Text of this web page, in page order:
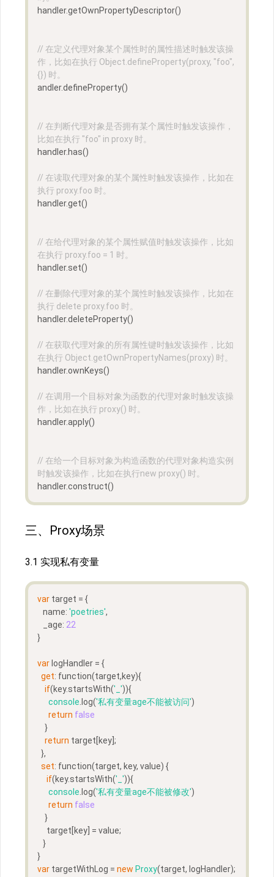
handler.getOwnPropertyDescriptor()
// 在定义代理对象某个属性时的属性描述时触发该操
作，比如在执行 Object.defineProperty(proxy, "foo",
{}) 时。
andler.defineProperty()
// 在判断代理对象是否拥有某个属性时触发该操作，
比如在执行 "foo" in proxy 时。
handler.has()
// 在读取代理对象的某个属性时触发该操作，比如在
执行 proxy.foo 时。
handler.get()
// 在给代理对象的某个属性赋值时触发该操作，比如
在执行 proxy.foo = 1 时。
handler.set()
// 在删除代理对象的某个属性时触发该操作，比如在
执行 delete proxy.foo 时。
handler.deleteProperty()
// 在获取代理对象的所有属性键时触发该操作，比如
在执行 Object.getOwnPropertyNames(proxy) 时。
handler.ownKeys()
// 在调用一个目标对象为函数的代理对象时触发该操
作，比如在执行 proxy() 时。
handler.apply()
// 在给一个目标对象为构造函数的代理对象构造实例
时触发该操作，比如在执行new proxy() 时。
handler.construct()
三、Proxy场景
3.1 实现私有变量
var target = {
   name:
'poetries',
   _age:
22
}
var logHandler = {
get: function(target,key){
if(key.startsWith('_')){
console.log('私有变量age不能被访问')
return false
    }
return target[key];
  },
set: function(target, key, value) {
if(key.startsWith('_')){
console.log('私有变量age不能被修改')
return false
    }
     target[key] = value;
   }
}
var targetWithLog = new Proxy(target, logHandler);